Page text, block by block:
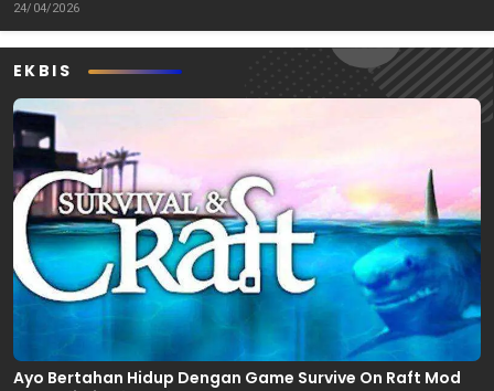
24/04/2026
EKBIS
Ayo Bertahan Hidup Dengan Game Survive On Raft Mod